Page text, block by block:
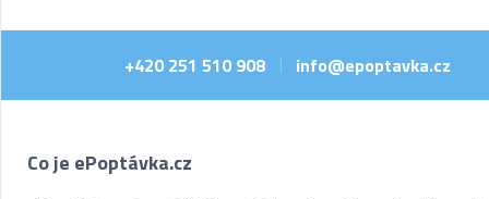
+420 251 510 908 | info@epoptavka.cz
Co je ePoptávka.cz